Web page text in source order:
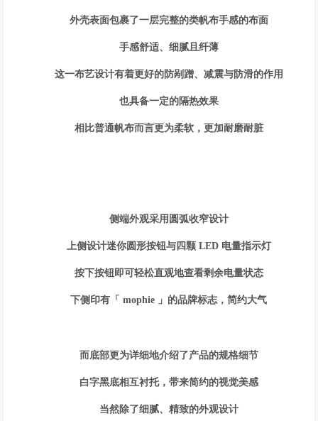
外壳表面包裹了一层完整的类帆布手感的布面
手感舒适、细腻且纤薄
这一布艺设计有着更好的防剐蹭、减震与防滑的作用
也具备一定的隔热效果
相比普通帆布而言更为柔软，更加耐磨耐脏
侧端外观采用圆弧收窄设计
上侧设计迷你圆形按钮与四颗 LED 电量指示灯
按下按钮即可轻松直观地查看剩余电量状态
下侧印有「 mophie 」的品牌标志，简约大气
而底部更为详细地介绍了产品的规格细节
白字黑底相互衬托，带来简约的视觉美感
当然除了细腻、精致的外观设计